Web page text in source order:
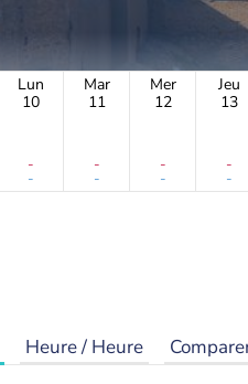
Lun
10
-
-
Mar
11
-
-
Mer
12
-
-
Jeu
13
-
-
Heure / Heure